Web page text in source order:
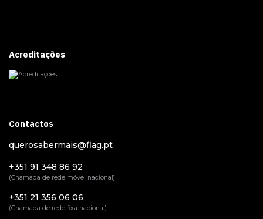
Acreditações
Contactos
querosabermais@flag.pt
+351 91 348 86 92
(Chamada de rede móvel nacional)
+351 21 356 06 06
(Chamada de rede fixa nacional)